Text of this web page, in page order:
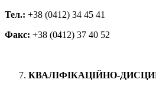
Тел.: +38 (0412) 34 45 41
Факс: +38 (0412) 37 40 52
КВАЛІФІКАЦІЙНО-